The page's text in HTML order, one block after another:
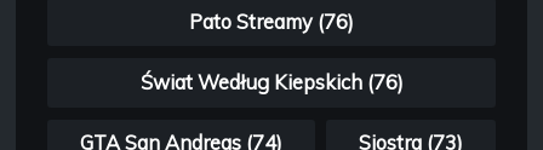
Pato Streamy (76)
Świat Według Kiepskich (76)
GTA San Andreas (74) Siostra (73)